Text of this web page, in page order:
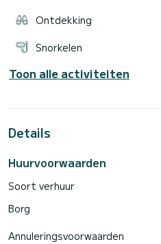
Ontdekking
Snorkelen
Toon alle activiteiten
Details
Huurvoorwaarden
Soort verhuur
Borg
Annuleringsvoorwaarden